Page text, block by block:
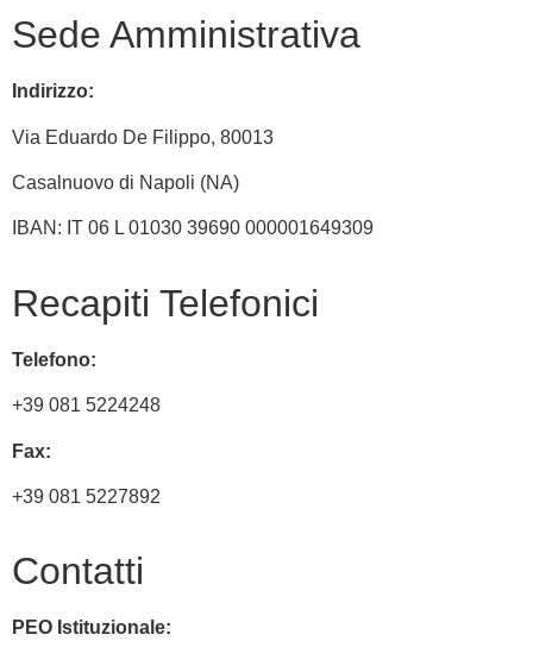
Sede Amministrativa
Indirizzo:
Via Eduardo De Filippo, 80013
Casalnuovo di Napoli (NA)
IBAN: IT 06 L 01030 39690 000001649309
Recapiti Telefonici
Telefono:
+39 081 5224248
Fax:
+39 081 5227892
Contatti
PEO Istituzionale: